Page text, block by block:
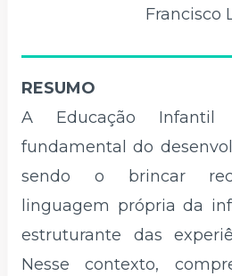
Francisco
RESUMO
A Educação
fundamental do
sendo o brincar
linguagem própria da
estruturante das
Nesse contexto,